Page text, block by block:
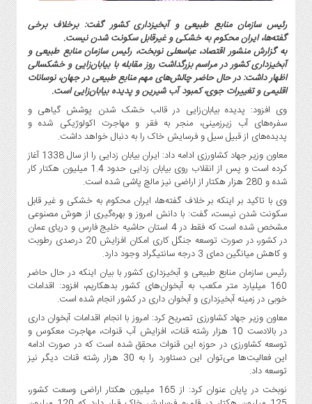
خودرو
استارت
آپ
و
فن
آوری
بانک
،
بیمه
و
ارز
دیجیتال
کشاورزی
و
صنایع
غذایی
سیاسی
و
بین
الملل
نگاه
روز
گوناگون
رئیس سازمان منابع طبیعی و آبخیزداری کشور گفت: برخلاف برخی
گفته‌ها، ایران محکوم به خشکی و غیرقابل سکونت شدن نیست.
به گزارش منشور اقتصاد، عباسعلی نوبخت، رئیس سازمان منابع طبیعی و
آبخیزداری کشور در مراسم بزرگداشت روز مقابله با بیابان‌زایی و خشکسالی
اظهار داشت: در حال حاضر چالش‌های مهم منابع طبیعی در جهان، نوسانات
اقلیمی و تغییرات جوی، کمبود آب شیرین و پدیده بیابان‌زایی است.
وی افزود: پدیده بیابان‌زایی در قالب خشک شدن پوشش گیاهی و
سفره‌های آب زیرزمینی، منجر به فقر و مهاجرت اکولوژیکی شده و
پدیده‌های از قبیل سیل و فرسایش خاک را به دنبال خواهد داشت.
معاون وزیر جهاد کشاورزی ادامه داد: ایران بیابان زدایی را از سال 1338 آغاز
کرده است و پس از انقلاب روی بیابان زدایی حدود 1.4 میلیون هکتار کار
شده و 280 هزار هکتار از اراضی نیز مالچ پاشی شده است.
وی با تاکید بر اینکه بر خلاف گفته‌ها، ایران محکوم به خشکی و غیر قابل
سکونت شدن نیست، گفت: با دانش امروز و بهره‌گیری از هوش مصنوعی
مشخص شده است که فقط در 4 استان حاشیه خلیج فارس و دریای عمان
در کشور، در صورت توسعه جنگل کاری امکان افزایش 20 درصدی رطوبت
و کاهش میانگین دمای 3 درجه سانتیگراد وجود دارد.
رئیس سازمان منابع طبیعی و آبخیزداری کشور با بیان اینکه در حال حاضر
160 میلیارد متر مکعب به آبخوان‌های کشور بدهکاریم، افزود: اقدامات
خوبی در زمینه آبخیزداری و آبخوان داری در کشور انجام شده است.
معاون وزیر جهاد کشاورزی تصریح کرد: امروز با انجام اقدامات آبخوان داری
در بالادست 10 هزار رشته قنات، افزایش آب قنوات، مهاجرت معکوس و
توسعه کشاورزی در حوزه این قنوات محقق شده است که در صورت ادامه
این فعالیت‌ها می‌توان این دستاورد را به 30 هزار رشته قنات دیگر نیز
توسعه داد.
نوبخت در پایان عنوان کرد: از 165 میلیون هکتار اراضی وسعت کشور،